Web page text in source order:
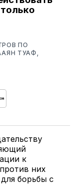
ПО
ТУАФ,
к
них
борьбы с